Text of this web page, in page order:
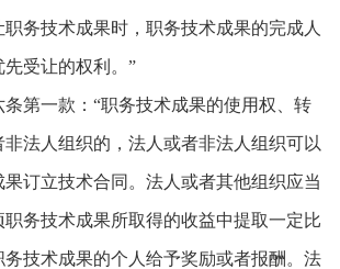
务技术成果时，职务技术成果的完成人
受让的权利。”
第一款：“职务技术成果的使用权、转
法人组织的，法人或者非法人组织可以
订立技术合同。法人或者其他组织应当
职务技术成果所取得的收益中提取一定比
技术成果的个人给予奖励或者报酬。法